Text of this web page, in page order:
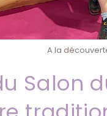
A la
Salon